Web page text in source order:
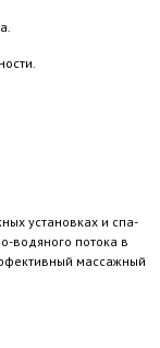
установках и спа-
водяного потока в
массажный